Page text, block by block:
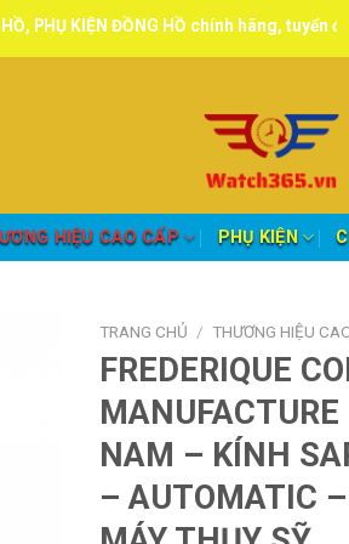
ĐỒNG HỒ chính hãng, tuyển đại lý, CTV
HIỆU CAO CẤP PHỤ KIỆN
TRANG CHỦ / THƯƠNG HIỆU
FREDERIQUE
NAM – KÍNH
– AUTOMATIC